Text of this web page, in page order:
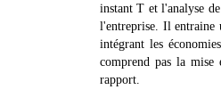
instant T et l'analyse
l'entreprise. Il entraine
intégrant les
comprend pas la mise
rapport.